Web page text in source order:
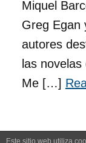
Miquel
Greg Egan
autores
las
Me […]
Este sitio web utiliza